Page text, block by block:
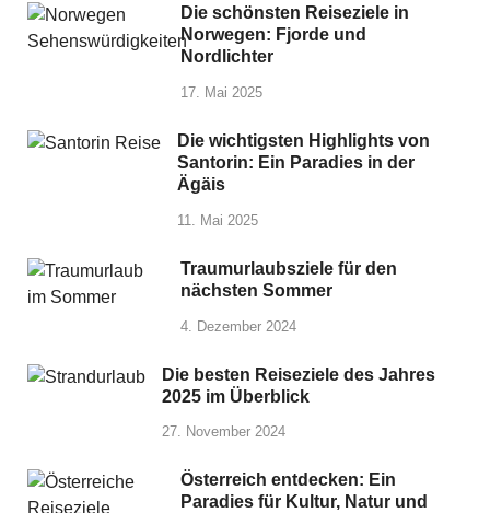
Die schönsten Reiseziele in
Norwegen: Fjorde und
Nordlichter
17. Mai 2025
Die wichtigsten Highlights von
Santorin: Ein Paradies in der
Ägäis
11. Mai 2025
Traumurlaubsziele für den
nächsten Sommer
4. Dezember 2024
Die besten Reiseziele des Jahres
2025 im Überblick
27. November 2024
Österreich entdecken: Ein
Paradies für Kultur, Natur und